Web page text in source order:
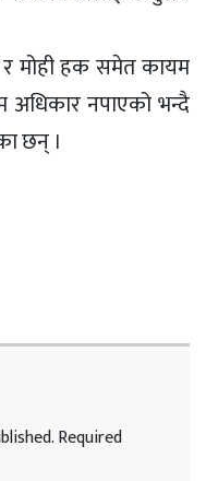
मोही हक समेत कायम
अधिकार नपाएको भन्दै
छन् ।
Required